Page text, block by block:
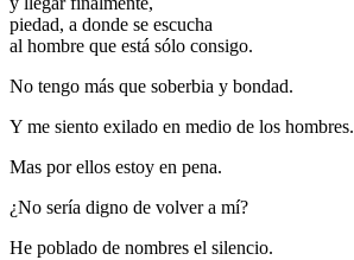
piedad, a donde se escucha
al hombre que está sólo consigo.
No tengo más que soberbia y bondad.
Y me siento exilado en medio de los hombres.
Mas por ellos estoy en pena.
¿No sería digno de volver a mí?
He poblado de nombres el silencio.